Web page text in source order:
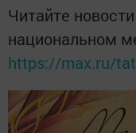
Читайте
национальном
https://max.ru/